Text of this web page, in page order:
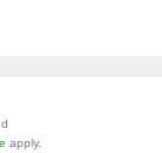
apply.